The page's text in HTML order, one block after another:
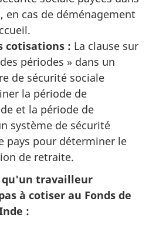
en cas de déménagement
cotisations : La clause sur
périodes » dans un
de sécurité sociale
la période de
et la période de
système de sécurité
pays pour déterminer le
de retraite.
qu'un travailleur
à cotiser au Fonds de
: